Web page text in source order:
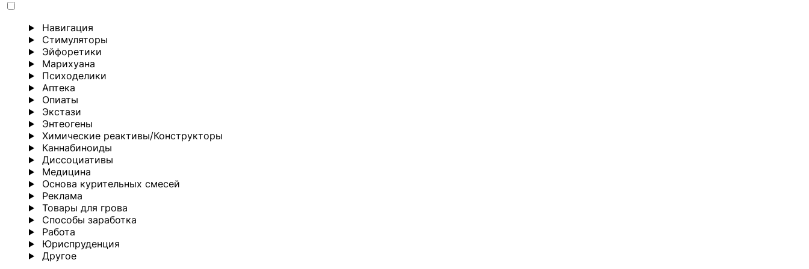
Навигация
Стимуляторы
Эйфоретики
Марихуана
Психоделики
Аптека
Опиаты
Экстази
Энтеогены
Химические реактивы/Конструкторы
Каннабиноиды
Диссоциативы
Медицина
Основа курительных смесей
Реклама
Товары для грова
Способы заработка
Работа
Юриспруденция
Другoе